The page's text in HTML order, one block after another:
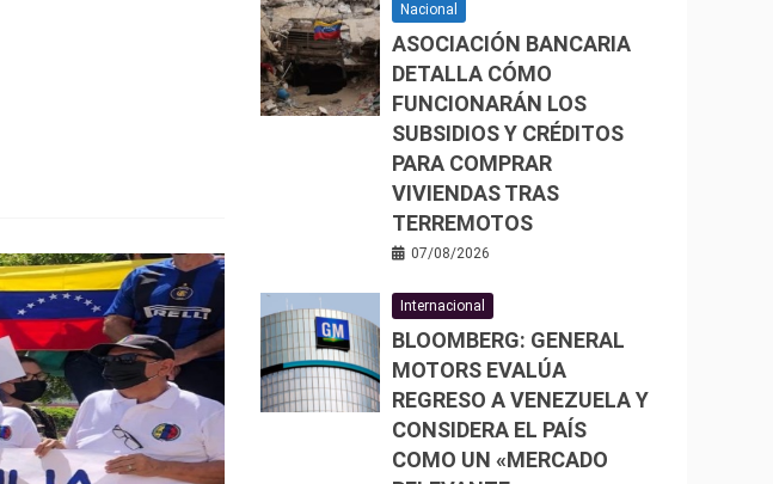
Nacional
ASOCIACIÓN BANCARIA
DETALLA CÓMO
FUNCIONARÁN LOS
SUBSIDIOS Y CRÉDITOS
PARA COMPRAR
VIVIENDAS TRAS
TERREMOTOS
07/08/2026
Internacional
BLOOMBERG: GENERAL
MOTORS EVALÚA
REGRESO A VENEZUELA Y
CONSIDERA EL PAÍS
COMO UN «MERCADO